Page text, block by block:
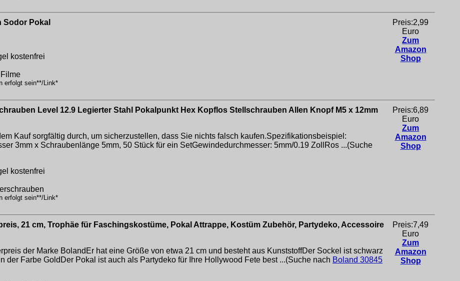
Sodor Pokal
kostenfrei
erfolgt sein**/Link*
Preis:2,99
Euro
Zum
Amazon
Shop
Level 12.9 Legierter Stahl Pokalpunkt Hex Kopflos Stellschrauben Allen Knopf M5 x 12mm
Kauf sorgfältig durch, um sicherzustellen, dass Sie nichts falsch kaufen.Spezifikationsbeispiel:
3mm x Schraubenlänge 5mm, 50 Stück für ein SetGewindedurchmesser: 5mm/0.19 ZollRos ...(Suche
kostenfrei
erfolgt sein**/Link*
Preis:6,89
Euro
Zum
Amazon
Shop
21 cm, Trophäe für Faschingskostüme, Pokal Attrappe, Kostüm Zubehör, Partydeko, Accessoire
der Marke BolandEr hat eine Größe von etwa 21 cm und besteht aus KunststoffDer Sockel ist schwarz
der Farbe GoldDer Pokal ist auch als Partydeko für Ihre Hollywood Fete best ...(Suche nach Boland 30845
Preis:7,49
Euro
Zum
Amazon
Shop